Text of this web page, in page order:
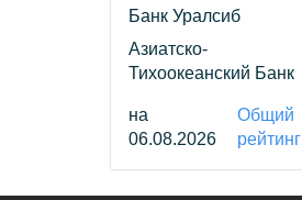
Банк Уралсиб
Азиатско-
Тихоокеанский Банк
на
06.08.2026
Общий
рейтинг